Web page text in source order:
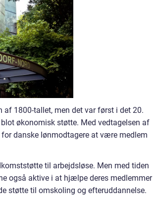
af 1800-tallet, men det var først i det 20.
økonomisk støtte. Med vedtagelsen af
danske lønmodtagere at være medlem
til arbejdsløse. Men med tiden
også aktive i at hjælpe deres medlemmer
støtte til omskoling og efteruddannelse.